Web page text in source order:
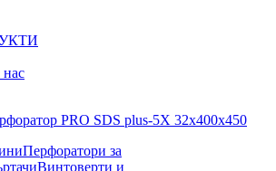
нас
PRO SDS plus-5X 32x400x450
Перфоратори за
Винтоверти и